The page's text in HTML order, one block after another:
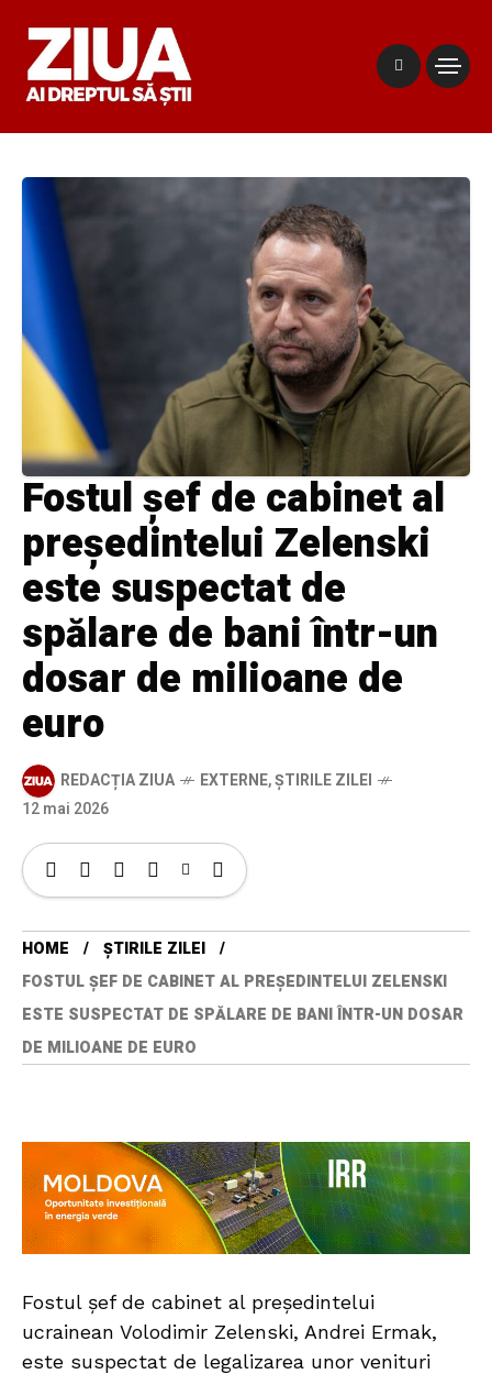
Fostul șef de cabinet al
președintelui Zelenski
este suspectat de
spălare de bani într-un
dosar de milioane de
euro
REDACȚIA ZIUA EXTERNE,ȘTIRILE ZILEI
12 mai 2026
HOME
ȘTIRILE ZILEI
FOSTUL ȘEF DE CABINET AL PREȘEDINTELUI ZELENSKI
ESTE SUSPECTAT DE SPĂLARE DE BANI ÎNTR-UN DOSAR
DE MILIOANE DE EURO
Fostul șef de cabinet al președintelui
ucrainean Volodimir Zelenski, Andrei Ermak,
este suspectat de legalizarea unor venituri